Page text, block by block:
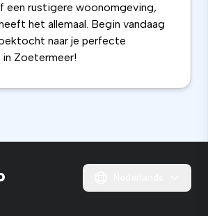
een rustigere woonomgeving,
het allemaal. Begin vandaag
naar je perfecte
Zoetermeer!